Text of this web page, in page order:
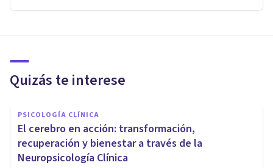
Quizás te interese
PSICOLOGÍA CLÍNICA
El cerebro en acción: transformación,
recuperación y bienestar a través de la
Neuropsicología Clínica